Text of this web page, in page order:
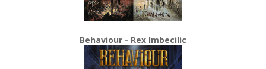
Behaviour - Rex Imbecilic